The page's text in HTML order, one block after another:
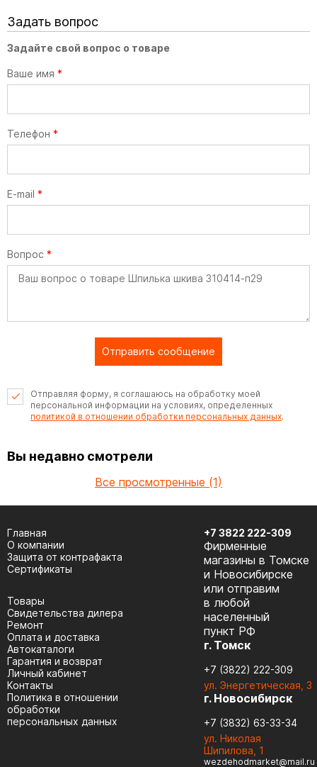
Задать вопрос
Задайте свой вопрос о товаре
Ваше имя *
Телефон *
E-mail *
Вопрос *
Отправить сообщение
Отправляя форму, я соглашаюсь на обработку моей
персональной информации на условиях, определенных
политикой в отношении обработки персональных данных.
Вы недавно смотрели
Все просмотренные (1)
Главная
О компании
Защита от контрафакта
Сертификаты
Товары
Cвидетельства дилера
Ремонт
Оплата и доставка
Автокаталоги
Гарантия и возврат
Личный кабинет
Контакты
Политика в отношении
обработки
персональных данных
+7 3822 222-309
Фирменные
магазины в Томске
и Новосибирске
или отправим
в любой
населенный
пункт РФ
г. Томск
+7 (3822) 222-309
ул. Энергетическая, 3
г. Новосибирск
+7 (3832) 63-33-34
ул. Николая
Шипилова, 1
wezdehodmarket@mail.ru